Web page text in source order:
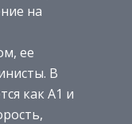
на
ее
В
как А1 и